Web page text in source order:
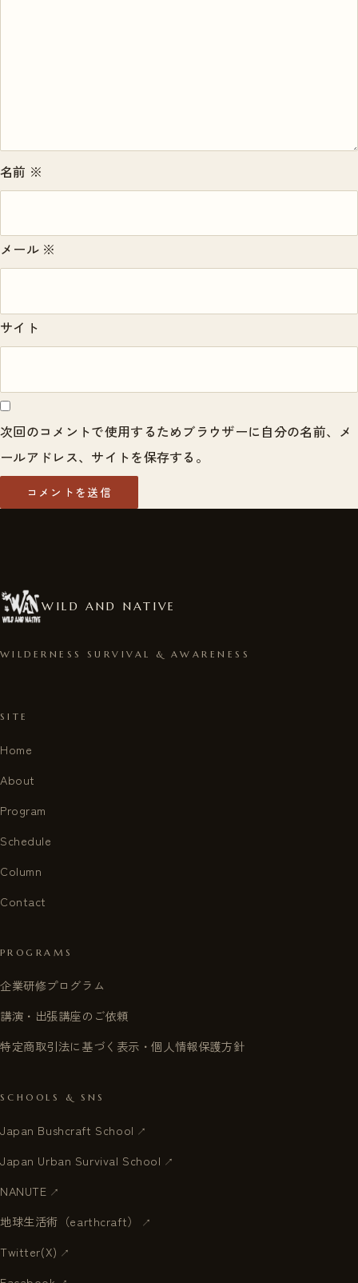
名前 ※
メール ※
サイト
次回のコメントで使用するためブラウザーに自分の名前、メ
ールアドレス、サイトを保存する。
WILD AND NATIVE
WILDERNESS SURVIVAL & AWARENESS
SITE
Home
About
Program
Schedule
Column
Contact
PROGRAMS
企業研修プログラム
講演・出張講座のご依頼
特定商取引法に基づく表示・個人情報保護方針
SCHOOLS & SNS
Japan Bushcraft School
Japan Urban Survival School
NANUTE
地球生活術（earthcraft）
Twitter(X)